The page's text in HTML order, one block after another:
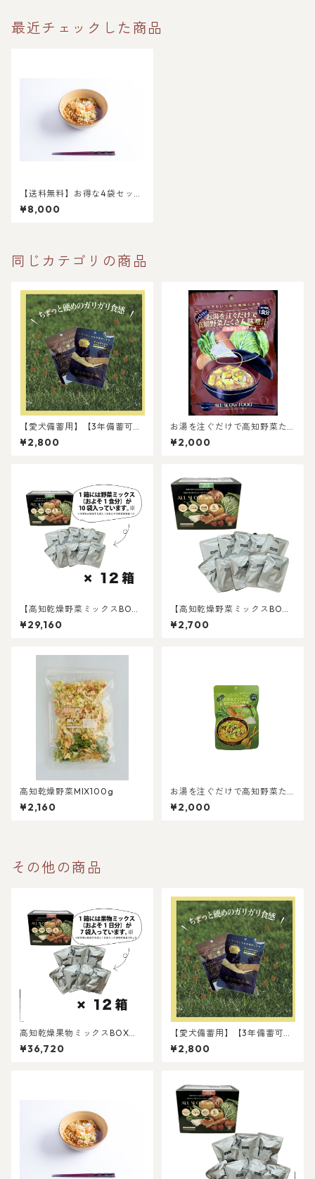
最近チェックした商品
【送料無料】お得な4袋セッ
ト！
¥8,000
同じカテゴリの商品
【愛犬備蓄用】【3年備蓄可
能】【新発売】芋とかぼちゃ
のおからクッキー4袋セット
¥2,800
お湯を注ぐだけで高知野菜た
くさん味噌汁【5袋入り】【送
料込み】
¥2,000
【高知乾燥野菜ミックスBO
X】【常温5年保存】
¥29,160
【高知乾燥野菜ミックスBO
X】【常温5年保存】
¥2,700
高知乾燥野菜MIX100g
¥2,160
お湯を注ぐだけで高知野菜た
くさんスープ【5袋入り】【送
料込み】
¥2,000
その他の商品
高知乾燥果物ミックスBOX
【常温5年保存】
¥36,720
【愛犬備蓄用】【3年備蓄可
能】【新発売】芋とかぼちゃ
のおからクッキー4袋セット
¥2,800